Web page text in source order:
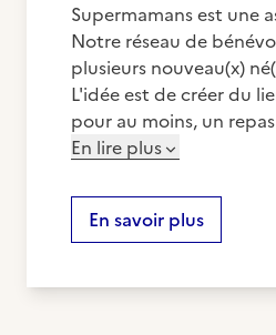
Supermamans est une
Notre réseau de
plusieurs nouveau(x)
L'idée est de créer du
pour au moins, un
En lire plus
En savoir plus